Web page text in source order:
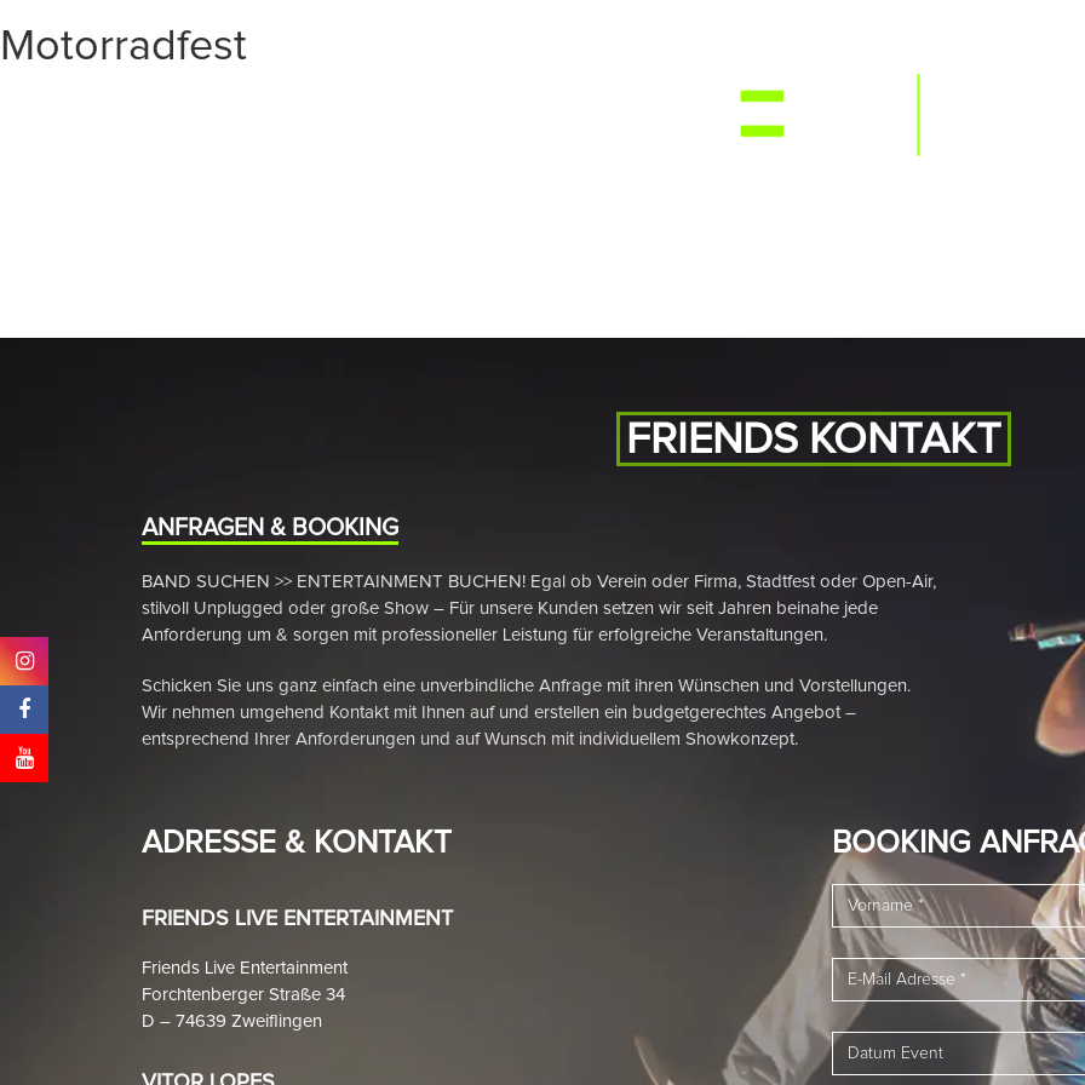
Motorradfest
FRIENDS KONTAKT
ANFRAGEN & BOOKING
BAND SUCHEN >> ENTERTAINMENT BUCHEN! Egal ob Verein oder Firma, Stadtfest oder Open-Air,
stilvoll Unplugged oder große Show – Für unsere Kunden setzen wir seit Jahren beinahe jede
Anforderung um & sorgen mit professioneller Leistung für erfolgreiche Veranstaltungen.
Schicken Sie uns ganz einfach eine unverbindliche Anfrage mit ihren Wünschen und Vorstellungen.
Wir nehmen umgehend Kontakt mit Ihnen auf und erstellen ein budgetgerechtes Angebot –
entsprechend Ihrer Anforderungen und auf Wunsch mit individuellem Showkonzept.
ADRESSE & KONTAKT
FRIENDS LIVE ENTERTAINMENT
Friends Live Entertainment
Forchtenberger Straße 34
D – 74639 Zweiflingen
BOOKING